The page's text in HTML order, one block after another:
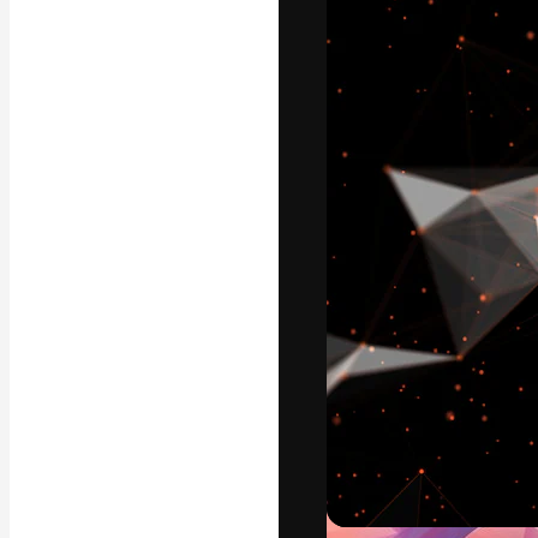
La
migliori lavori.
creativi,
Italiano
Copyright © 2010-